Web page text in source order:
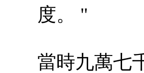
度。 "
當時九萬七